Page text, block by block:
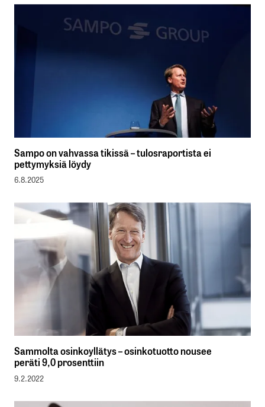
Sampo on vahvassa tikissä – tulosraportista ei
pettymyksiä löydy
6.8.2025
Sammolta osinkoyllätys – osinkotuotto nousee
peräti 9,0 prosenttiin
9.2.2022